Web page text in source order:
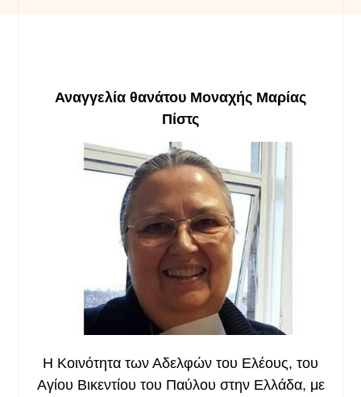
Αναγγελία θανάτου Μοναχής Μαρίας
Πίστς
Η Κοινότητα των Αδελφών του Ελέους, του
Αγίου Βικεντίου του Παύλου στην Ελλάδα, με